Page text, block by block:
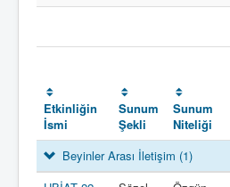
Etkinliğin
İsmi
Sunum
Şekli
Sunum
Niteliği
Beyinler Arası İletişim (1)